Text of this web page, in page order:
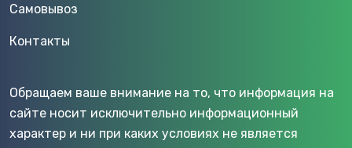
Самовывоз
Контакты
Обращаем ваше внимание на то, что информация на
сайте носит исключительно информационный
характер и ни при каких условиях не является